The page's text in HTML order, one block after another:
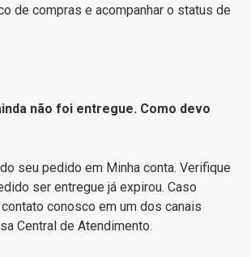
de compras e acompanhar o status de
não foi entregue. Como devo
seu pedido em Minha conta. Verifique
ser entregue já expirou. Caso
conosco em um dos canais
Central de Atendimento.